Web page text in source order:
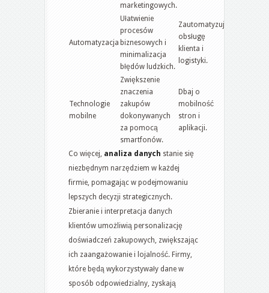
marketingowych.
Automatyzacja
Ułatwienie
procesów
biznesowych i
minimalizacja
błędów ludzkich.
Zautomatyzuj
obsługę
klienta i
logistyki.
Technologie
mobilne
Zwiększenie
znaczenia
zakupów
dokonywanych
za pomocą
smartfonów.
Dbaj o
mobilność
stron i
aplikacji.
Co więcej, analiza danych stanie się
niezbędnym narzędziem w każdej
firmie, pomagając w podejmowaniu
lepszych decyzji strategicznych.
Zbieranie i interpretacja danych
klientów umożliwią personalizację
doświadczeń zakupowych, zwiększając
ich zaangażowanie i lojalność. Firmy,
które będą wykorzystywały dane w
sposób odpowiedzialny, zyskają